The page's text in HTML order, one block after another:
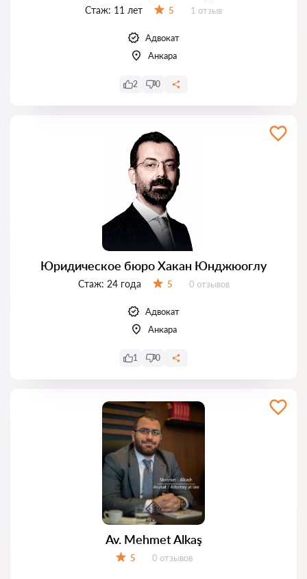
Стаж: 11 лет 5 Отзывов:
1 отзыв
Адвокат
Анкара
2 0
Юридическое бюро Хакан Юнджюоглу
Стаж: 24 года 5 Отзывов:
0 отзывов
Адвокат
Анкара
1 0
Av. Mehmet Alkaş
5 Отзывов:
0 отзывов